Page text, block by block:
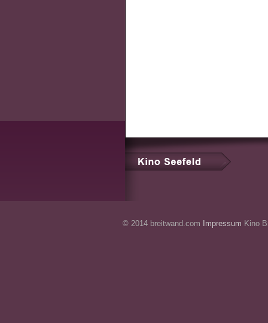
© 2014 breitwand.com Impressum Kino